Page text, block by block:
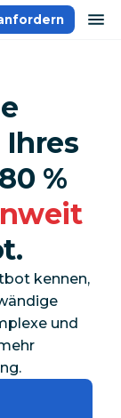
%
kennen,
und